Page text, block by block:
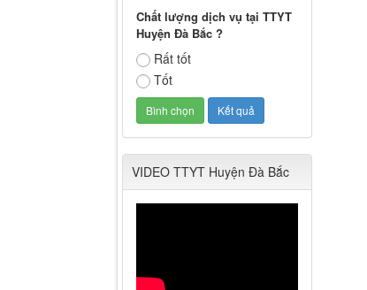
Chất lượng dịch vụ tại TTYT
Huyện Đà Bắc ?
Rất tốt
Tốt
VIDEO TTYT Huyện Đà Bắc